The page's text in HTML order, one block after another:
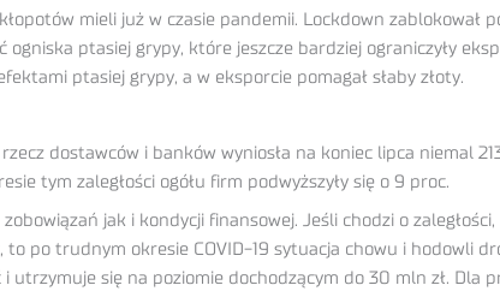
mieli już w czasie pandemii. Lockdown zablokował
ptasiej grypy, które jeszcze bardziej ograniczyły
ptasiej grypy, a w eksporcie pomagał słaby złoty.
dostawców i banków wyniosła na koniec lipca niemal
tym zaległości ogółu firm podwyższyły się o 9 proc.
jak i kondycji finansowej. Jeśli chodzi o
po trudnym okresie COVID-19 sytuacja chowu i hodowli
utrzymuje się na poziomie dochodzącym do 30 mln zł. Dla